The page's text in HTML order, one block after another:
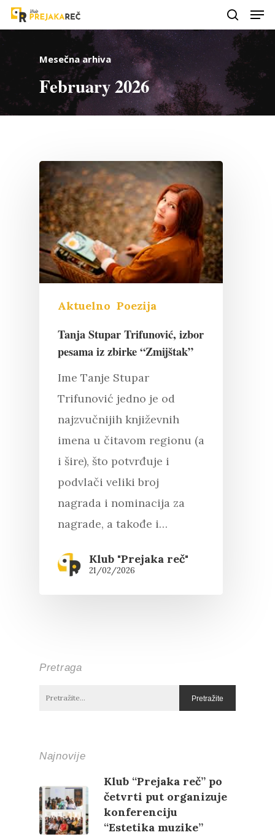
"Esc" da izađete
Mesečna arhiva
February 2026
Aktuelno Poezija
Tanja Stupar Trifunović, izbor
pesama iz zbirke “Zmijštak”
Ime Tanje Stupar
Trifunović jedno je od
najzvučnijih književnih
imena u čitavom regionu (a
i šire), što potvrđuje i
podvlači veliki broj
nagrada i nominacija za
nagrade, a takođe i…
Klub "Prejaka reč"
21/02/2026
Pretraga
Najnovije
Klub “Prejaka reč” po
četvrti put organizuje
konferenciju
“Estetika muzike”